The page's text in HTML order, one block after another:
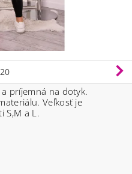
príjemná na dotyk.
Veľkosť je
S,M a L.